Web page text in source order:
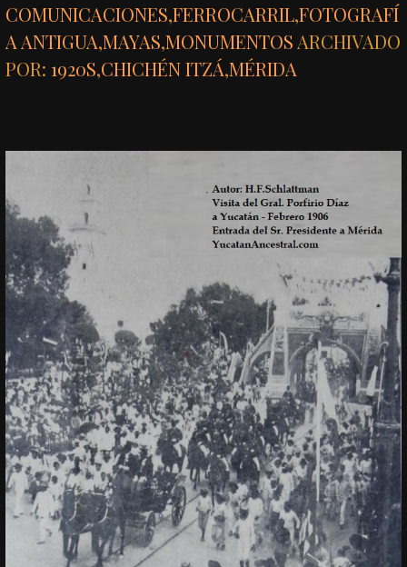
COMUNICACIONES,FERROCARRIL,FOTOGRAFÍ
A ANTIGUA,MAYAS,MONUMENTOS ARCHIVADO
POR:1920S,CHICHÉN ITZÁ,MÉRIDA